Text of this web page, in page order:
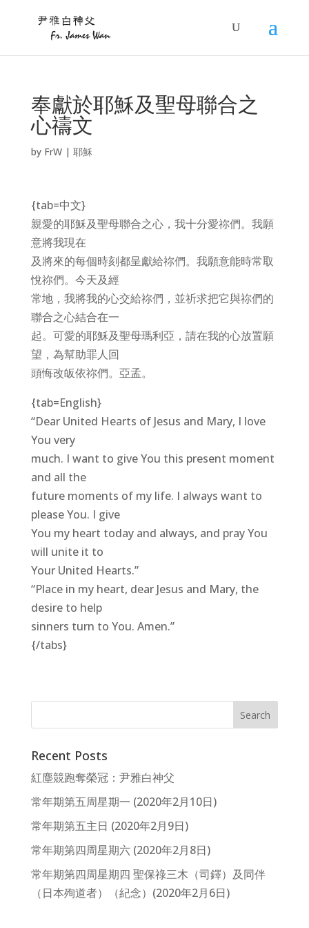
奉獻於耶穌及聖母聯合之
心禱文
by FrW| 耶穌
{tab=中文}
親愛的耶穌及聖母聯合之心，我十分愛祢們。我願
意將我現在
及將來的每個時刻都呈獻給祢們。我願意能時常取
悅祢們。今天及經
常地，我將我的心交給祢們，並祈求把它與祢們的
聯合之心結合在一
起。可愛的耶穌及聖母瑪利亞，請在我的心放置願
望，為幫助罪人回
頭悔改皈依祢們。亞孟。
{tab=English}
“Dear United Hearts of Jesus and Mary, I love
You very
much. I want to give You this present moment
and all the
future moments of my life. I always want to
please You. I give
You my heart today and always, and pray You
will unite it to
Your United Hearts.”
“Place in my heart, dear Jesus and Mary, the
desire to help
sinners turn to You. Amen.”
{/tabs}
Recent Posts
紅塵競跑奪榮冠：尹雅白神父
常年期第五周星期一 (2020年2月10日)
常年期第五主日 (2020年2月9日)
常年期第四周星期六 (2020年2月8日)
常年期第四周星期四 聖保祿三木（司鐸）及同伴
（日本殉道者）（紀念）(2020年2月6日)